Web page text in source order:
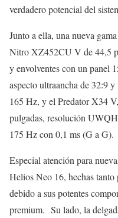
verdadero potencial del
Junto a ella, una nueva
Nitro XZ452CU V de 44,5
y envolventes con un panel
aspecto ultraancha de 32:9
165 Hz, y el Predator X34
pulgadas, resolución
175 Hz con 0,1 ms (G a G).
Especial atención para
Helios Neo 16, hechas tanto
debido a sus potentes
premium. Su lado, la